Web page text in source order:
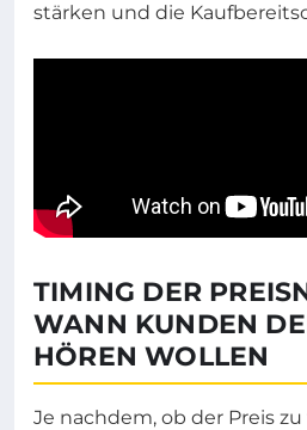
stärken und die
TIMING DER
WANN KUNDEN
HÖREN WOLLEN
Je nachdem, ob der Preis